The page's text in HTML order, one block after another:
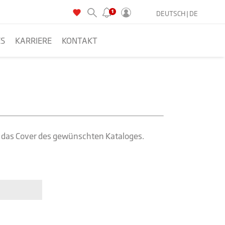
KARRIERE KONTAKT
DEUTSCH | DE
Cover des gewünschten Kataloges.